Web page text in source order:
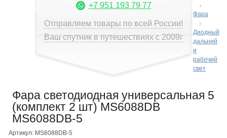
+7 951 193 79 77
Отправляем товары по всей России!
Ваш спутник в путешествиях с 2009г
Фара
Диодный
дальний
и
рабочий
свет
Фара светодиодная универсальная 5
(комплект 2 шт) MS6088DB
MS6088DB-5
Артикул: MS6088DB-5